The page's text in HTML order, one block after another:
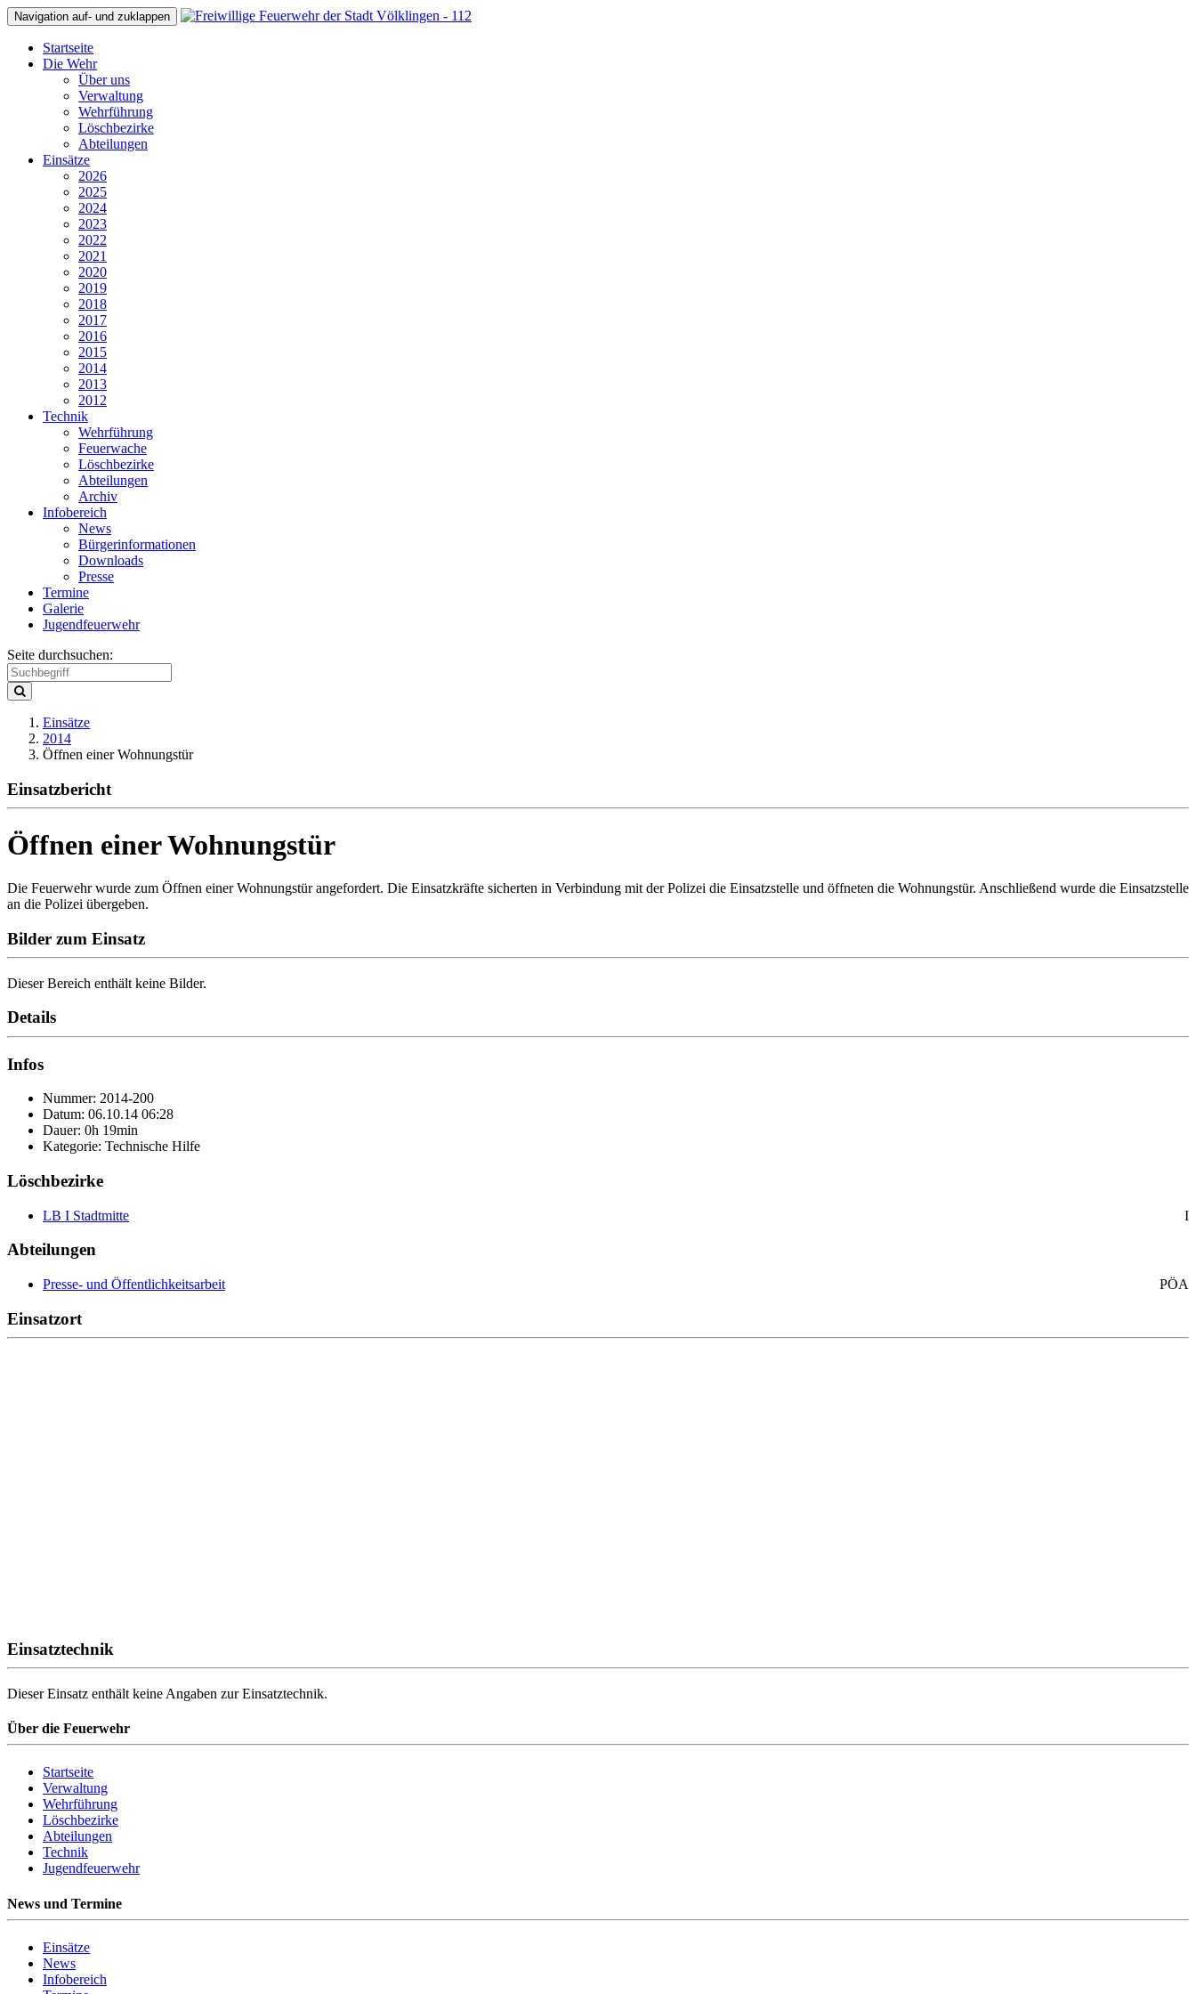
Navigation auf- und zuklappen
Startseite
Die Wehr
Über uns
Verwaltung
Wehrführung
Löschbezirke
Abteilungen
Einsätze
2026
2025
2024
2023
2022
2021
2020
2019
2018
2017
2016
2015
2014
2013
2012
Technik
Wehrführung
Feuerwache
Löschbezirke
Abteilungen
Archiv
Infobereich
News
Bürgerinformationen
Downloads
Presse
Termine
Galerie
Jugendfeuerwehr
Seite durchsuchen:
Einsätze
2014
Öffnen einer Wohnungstür
Einsatzbericht
Öffnen einer Wohnungstür
Die Feuerwehr wurde zum Öffnen einer Wohnungstür angefordert. Die Einsatzkräfte sicherten in Verbindung mit der Polizei die Einsatzstelle und öffneten die Wohnungstür. Anschließend wurde die Einsatzstelle
an die Polizei übergeben.
Bilder zum Einsatz
Dieser Bereich enthält keine Bilder.
Details
Infos
Nummer: 2014-200
Datum: 06.10.14 06:28
Dauer: 0h 19min
Kategorie: Technische Hilfe
Löschbezirke
LB I Stadtmitte I
Abteilungen
Presse- und Öffentlichkeitsarbeit PÖA
Einsatzort
Einsatztechnik
Dieser Einsatz enthält keine Angaben zur Einsatztechnik.
Über die Feuerwehr
Startseite
Verwaltung
Wehrführung
Löschbezirke
Abteilungen
Technik
Jugendfeuerwehr
News und Termine
Einsätze
News
Infobereich